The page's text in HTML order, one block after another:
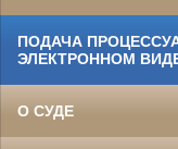
ПОДАЧА
ЭЛЕКТРОННОМ
О СУДЕ